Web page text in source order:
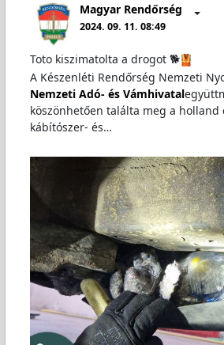
Magyar Rendőrség
2024. 09. 11. 08:49
Toto kiszimatolta a drogot 🐕‍
A Készenléti Rendőrség Nemzeti
Nemzeti Adó- és Vámhivatal
köszönhetően találta meg a holland
kábítószer- és…